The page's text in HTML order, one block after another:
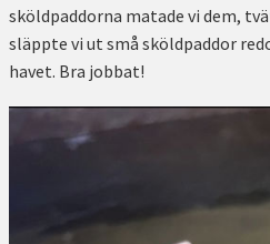
sköldpaddorna matade vi dem,
släppte vi ut små sköldpaddor
havet. Bra jobbat!